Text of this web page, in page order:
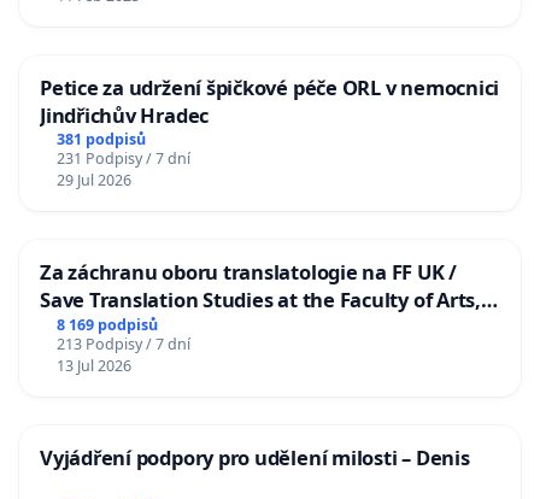
Petice za udržení špičkové péče ORL v nemocnici
Jindřichův Hradec
381 podpisů
231 Podpisy / 7 dní
29 Jul 2026
Za záchranu oboru translatologie na FF UK /
Save Translation Studies at the Faculty of Arts,
Charles University
8 169 podpisů
213 Podpisy / 7 dní
13 Jul 2026
Vyjádření podpory pro udělení milosti – Denis